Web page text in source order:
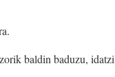
baldin baduzu, idatzi